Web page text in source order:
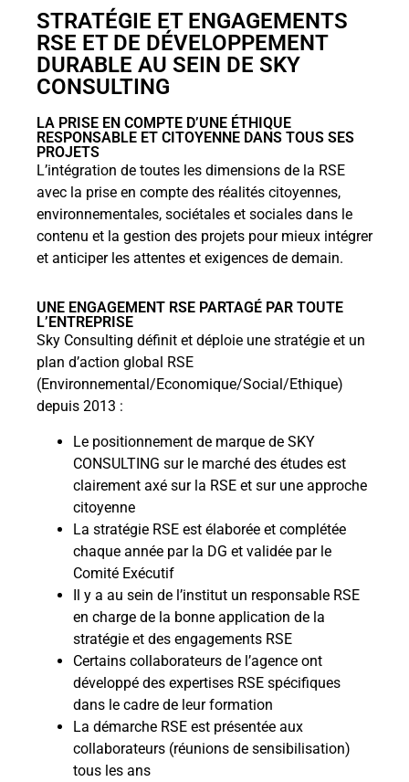
STRATÉGIE ET ENGAGEMENTS
RSE ET DE DÉVELOPPEMENT
DURABLE AU SEIN DE SKY
CONSULTING
LA PRISE EN COMPTE D’UNE ÉTHIQUE
RESPONSABLE ET CITOYENNE DANS TOUS SES
PROJETS
L’intégration de toutes les dimensions de la RSE
avec la prise en compte des réalités citoyennes,
environnementales, sociétales et sociales dans le
contenu et la gestion des projets pour mieux intégrer
et anticiper les attentes et exigences de demain.
UNE ENGAGEMENT RSE PARTAGÉ PAR TOUTE
L’ENTREPRISE
Sky Consulting définit et déploie une stratégie et un
plan d’action global RSE
(Environnemental/Economique/Social/Ethique)
depuis 2013 :
Le positionnement de marque de SKY
CONSULTING sur le marché des études est
clairement axé sur la RSE et sur une approche
citoyenne
La stratégie RSE est élaborée et complétée
chaque année par la DG et validée par le
Comité Exécutif
Il y a au sein de l’institut un responsable RSE
en charge de la bonne application de la
stratégie et des engagements RSE
Certains collaborateurs de l’agence ont
développé des expertises RSE spécifiques
dans le cadre de leur formation
La démarche RSE est présentée aux
collaborateurs (réunions de sensibilisation)
tous les ans